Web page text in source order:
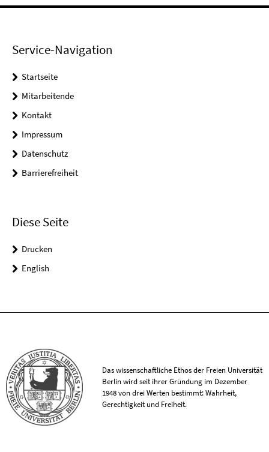
Service-Navigation
Startseite
Mitarbeitende
Kontakt
Impressum
Datenschutz
Barrierefreiheit
Diese Seite
Drucken
English
Das wissenschaftliche Ethos der Freien Universität
Berlin wird seit ihrer Gründung im Dezember
1948 von drei Werten bestimmt: Wahrheit,
Gerechtigkeit und Freiheit.